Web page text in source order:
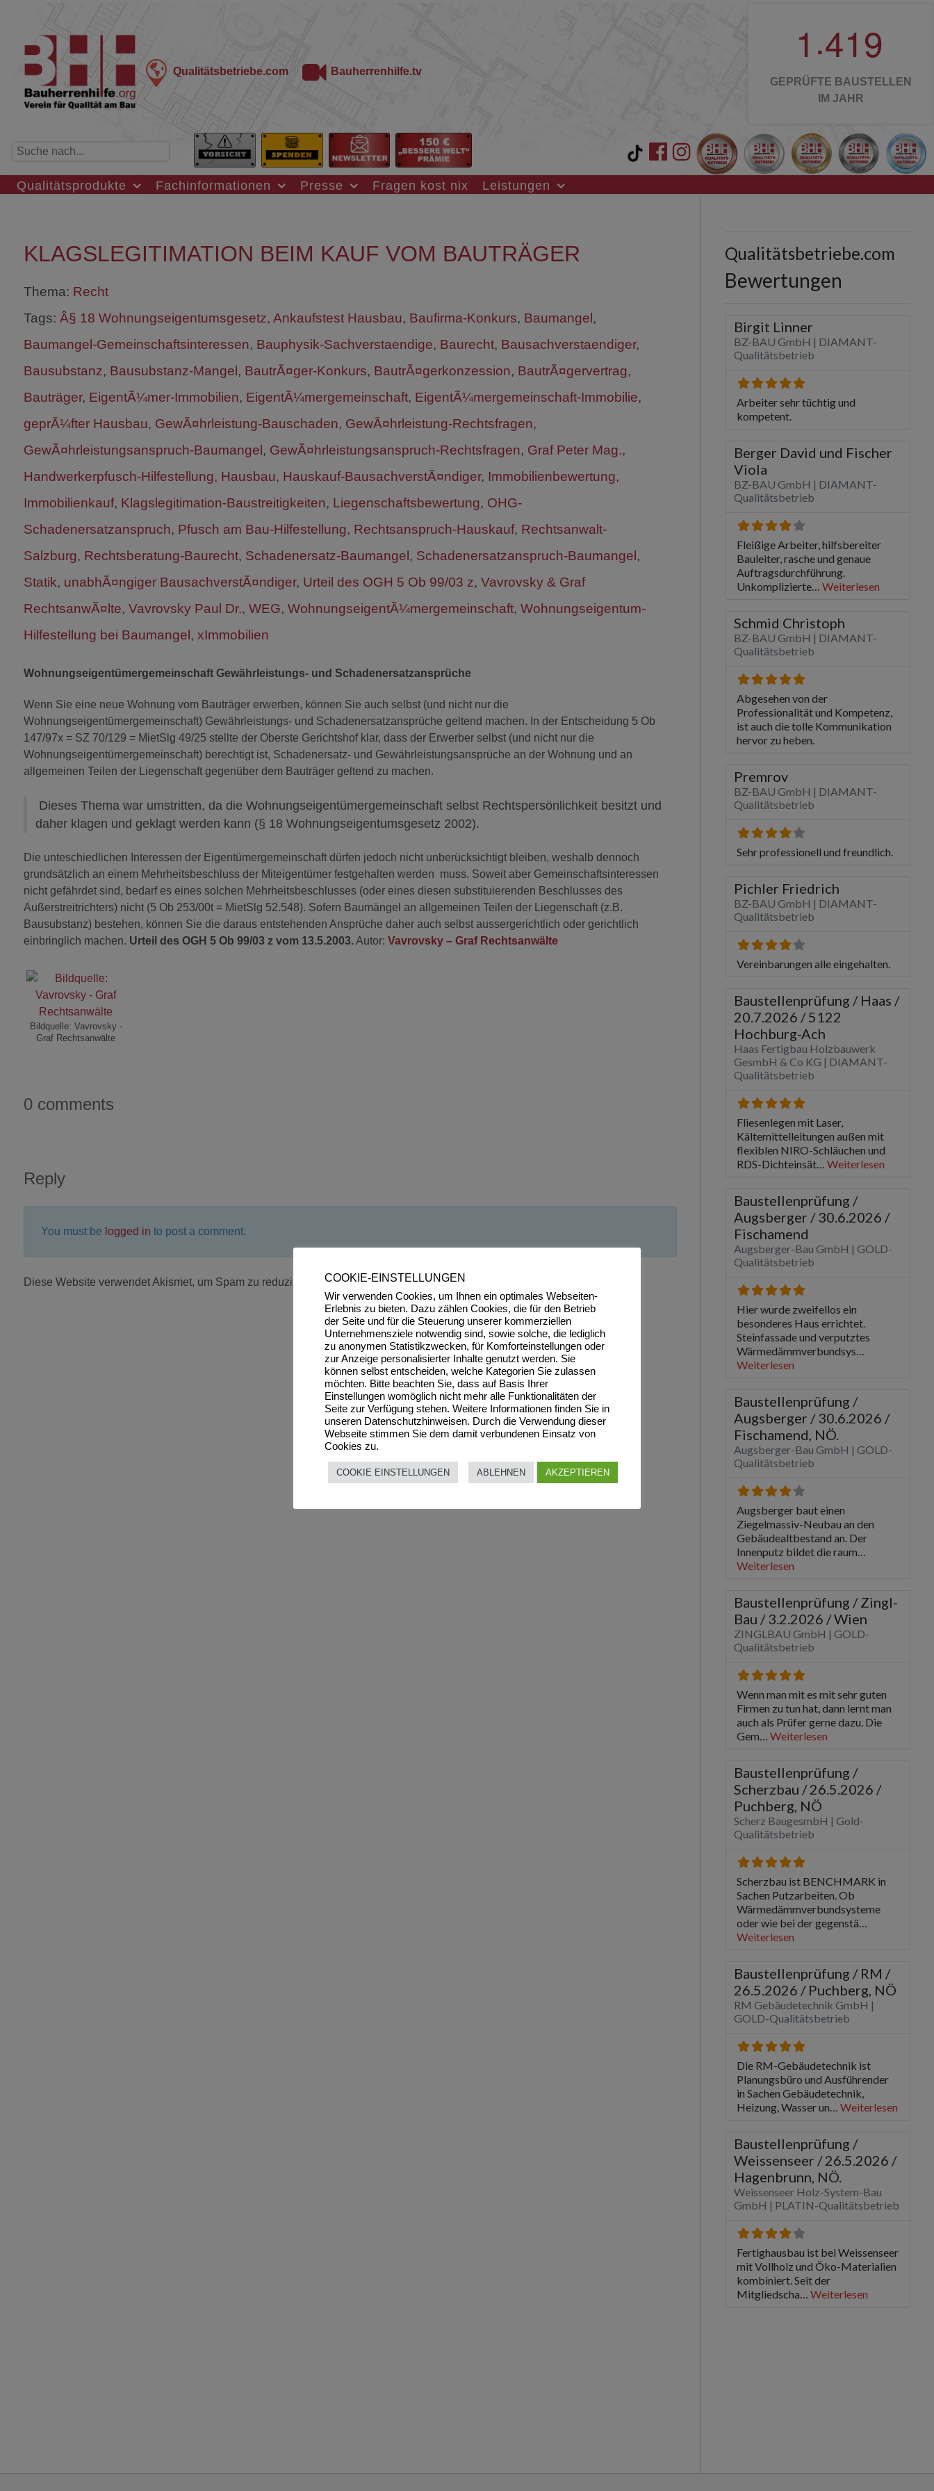
Qualitätsbetriebe.com Bauherrenhilfe.tv
1 .419
GEPRÜFTE BAUSTELLEN
IM JAHR
Qualitätsprodukte Fachinformationen Presse Fragen kost nix Leistungen
KLAGSLEGITIMATION BEIM KAUF VOM BAUTRÄGER
Thema: Recht
Tags: Â§ 18 Wohnungseigentumsgesetz, Ankaufstest Hausbau, Baufirma-Konkurs, Baumangel,
Baumangel-Gemeinschaftsinteressen, Bauphysik-Sachverstaendige, Baurecht, Bausachverstaendiger,
Bausubstanz, Bausubstanz-Mangel, BautrÃ¤ger-Konkurs, BautrÃ¤gerkonzession, BautrÃ¤gervertrag,
Bauträger, EigentÃ¼mer-Immobilien, EigentÃ¼mergemeinschaft, EigentÃ¼mergemeinschaft-Immobilie,
geprÃ¼fter Hausbau, GewÃ¤hrleistung-Bauschaden, GewÃ¤hrleistung-Rechtsfragen,
GewÃ¤hrleistungsanspruch-Baumangel, GewÃ¤hrleistungsanspruch-Rechtsfragen, Graf Peter Mag.,
Handwerkerpfusch-Hilfestellung, Hausbau, Hauskauf-BausachverstÃ¤ndiger, Immobilienbewertung,
Immobilienkauf, Klagslegitimation-Baustreitigkeiten, Liegenschaftsbewertung, OHG-
Schadenersatzanspruch, Pfusch am Bau-Hilfestellung, Rechtsanspruch-Hauskauf, Rechtsanwalt-
Salzburg, Rechtsberatung-Baurecht, Schadenersatz-Baumangel, Schadenersatzanspruch-Baumangel,
Statik, unabhÃ¤ngiger BausachverstÃ¤ndiger, Urteil des OGH 5 Ob 99/03 z, Vavrovsky & Graf
RechtsanwÃ¤lte, Vavrovsky Paul Dr., WEG, WohnungseigentÃ¼mergemeinschaft, Wohnungseigentum-
Hilfestellung bei Baumangel, xImmobilien
Wohnungseigentümergemeinschaft Gewährleistungs- und Schadenersatzansprüche
Wenn Sie eine neue Wohnung vom Bauträger erwerben, können Sie auch selbst (und nicht nur die
Wohnungseigentümergemeinschaft) Gewährleistungs- und Schadenersatzansprüche geltend machen. In der Entscheidung 5 Ob
147/97x = SZ 70/129 = MietSlg 49/25 stellte der Oberste Gerichtshof klar, dass der Erwerber selbst (und nicht nur die
Wohnungseigentümergemeinschaft) berechtigt ist, Schadenersatz- und Gewährleistungsansprüche an der Wohnung und an
allgemeinen Teilen der Liegenschaft gegenüber dem Bauträger geltend zu machen.
Dieses Thema war umstritten, da die Wohnungseigentümergemeinschaft selbst Rechtspersönlichkeit besitzt und
daher klagen und geklagt werden kann (§ 18 Wohnungseigentumsgesetz 2002).
Die unteschiedlichen Interessen der Eigentümergemeinschaft dürfen jedoch nicht unberücksichtigt bleiben, weshalb dennoch
grundsätzlich an einem Mehrheitsbeschluss der Miteigentümer festgehalten werden muss. Soweit aber Gemeinschaftsinteressen
nicht gefährdet sind, bedarf es eines solchen Mehrheitsbeschlusses (oder eines diesen substituierenden Beschlusses des
Außerstreitrichters) nicht (5 Ob 253/00t = MietSlg 52.548). Sofern Baumängel an allgemeinen Teilen der Liegenschaft (z.B.
Bausubstanz) bestehen, können Sie die daraus entstehenden Ansprüche daher auch selbst aussergerichtlich oder gerichtlich
einbringlich machen. Urteil des OGH 5 Ob 99/03 z vom 13.5.2003.Autor: Vavrovsky – Graf Rechtsanwälte
Bildquelle: Vavrovsky -
Graf Rechtsanwälte
0 comments
Reply
You must be logged in to post a comment.
Diese Website verwendet Akismet, um Spam zu reduzieren. Erfahre, wie deine Kommentardaten verarbeitet werden.
COOKIE-EINSTELLUNGEN
Wir verwenden Cookies, um Ihnen ein optimales Webseiten-
Erlebnis zu bieten. Dazu zählen Cookies, die für den Betrieb
der Seite und für die Steuerung unserer kommerziellen
Unternehmensziele notwendig sind, sowie solche, die lediglich
zu anonymen Statistikzwecken, für Komforteinstellungen oder
zur Anzeige personalisierter Inhalte genutzt werden. Sie
können selbst entscheiden, welche Kategorien Sie zulassen
möchten. Bitte beachten Sie, dass auf Basis Ihrer
Einstellungen womöglich nicht mehr alle Funktionalitäten der
Seite zur Verfügung stehen. Weitere Informationen finden Sie in
unseren Datenschutzhinweisen. Durch die Verwendung dieser
Webseite stimmen Sie dem damit verbundenen Einsatz von
Cookies zu.
COOKIE EINSTELLUNGEN ABLEHNEN AKZEPTIEREN